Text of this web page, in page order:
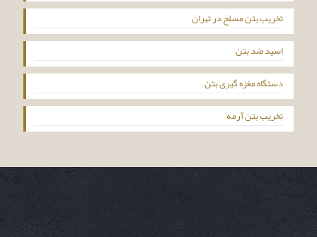
تخریب بتن مسلح در تهران
اسید ضد بتن
دستگاه مغزه گیری بتن
تخریب بتن آرمه